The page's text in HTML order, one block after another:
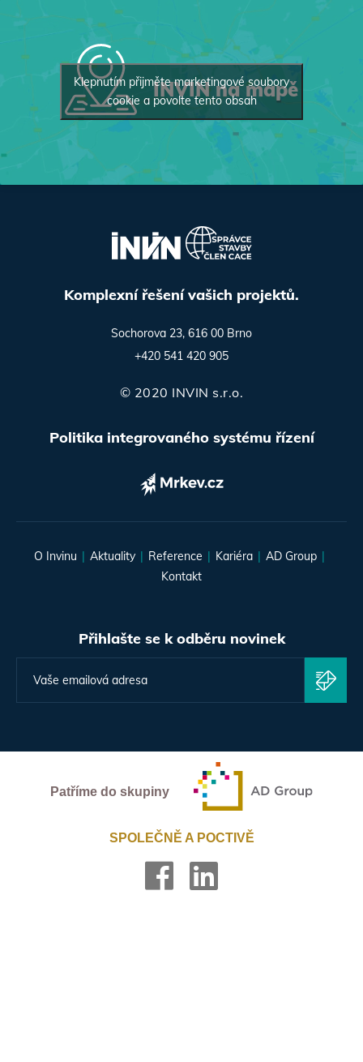
INVIN na mapě
Klepnutím přijměte marketingové soubory
cookie a povolte tento obsah
Komplexní řešení vašich projektů.
Sochorova 23, 616 00 Brno
+420 541 420 905
© 2020 INVIN s.r.o.
Politika integrovaného systému řízení
O Invinu Aktuality Reference Kariéra
AD Group
Kontakt
Přihlašte se k odběru novinek
Patříme do skupiny
SPOLEČNĚ A POCTIVĚ